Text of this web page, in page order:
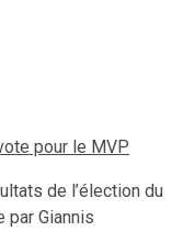
pour le MVP
de l’élection du
par Giannis